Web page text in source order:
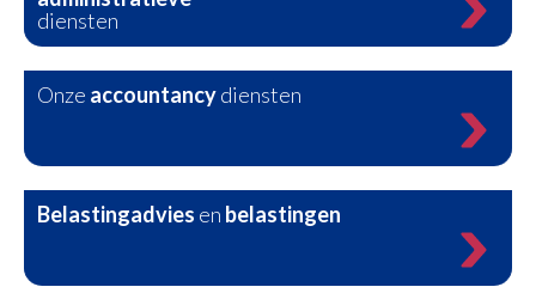
diensten
Onze accountancydiensten
Belastingadvies en belastingen